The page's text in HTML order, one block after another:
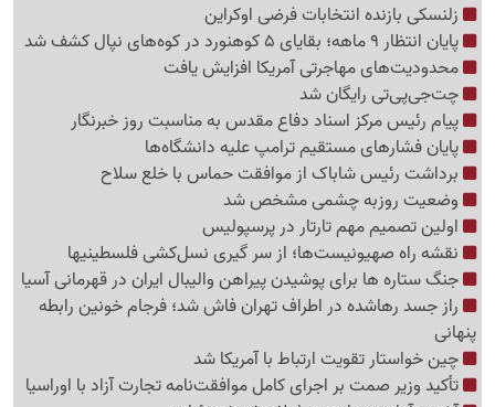
زلنسکی بازنده انتخابات فرضی اوکراین
پایان انتظار 9 ماهه؛ بقایای 5 کوهنورد در کوه‌های نپال کشف شد
محدودیت‌های مهاجرتی آمریکا افزایش یافت
چت‌جی‌پی‌تی رایگان شد
پیام رئیس مرکز اسناد دفاع مقدس به مناسبت روز خبرنگار
پایان فشارهای مستقیم ترامپ علیه دانشگاه‌ها
برداشت رئیس شاباک از موافقت حماس با خلع سلاح
وضعیت روزبه چشمی مشخص شد
اولین تصمیم مهم تارتار در پرسپولیس
نقشه راه صهیونیست‌ها؛ از سر گیری نسل‌کشی فلسطینی‍ها
جنگ ستاره ها برای پوشیدن پیراهن والیبال ایران در قهرمانی آسیا
راز جسد رهاشده در اطراف تهران فاش شد؛ فرجام خونین رابطه
پنهانی
چین خواستار تقویت ارتباط با آمریکا شد
تأکید وزیر صمت بر اجرای کامل موافقت‌نامه تجارت آزاد با اوراسیا